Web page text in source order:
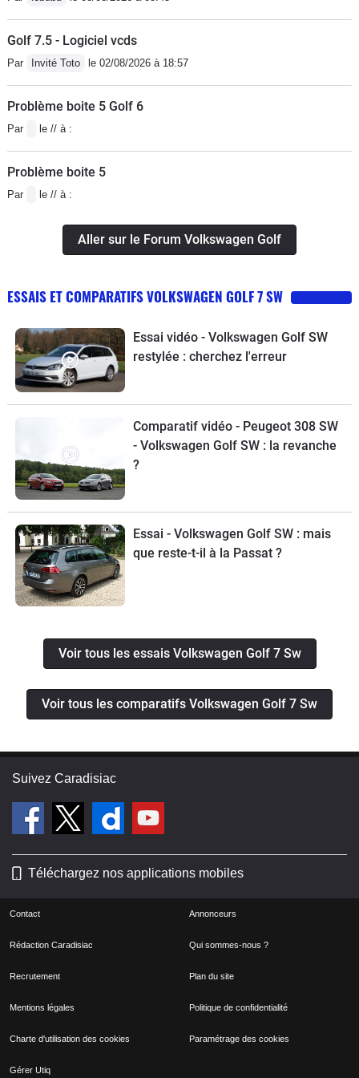
nul. Et dire que c'est une voiture qui se vend si bien...
(Pour info, j'ai conduit des Audi A1 et A3 à boîte dsg :
les réglages de suspension, de direction, le dessin des
sièges et le design font qu'avec une même base
technique, le ressenti est beaucoup plus convaincant).
Golf 7.5 - Logiciel vcds
Par Invité Toto le 02/08/2026 à 18:57
Problème boite 5 Golf 6
Par le // à :
Problème boite 5
Par le // à :
Aller sur le Forum Volkswagen Golf
ESSAIS ET COMPARATIFS VOLKSWAGEN GOLF 7 SW
Essai vidéo - Volkswagen Golf SW
restylée : cherchez l'erreur
Comparatif vidéo - Peugeot 308 SW
- Volkswagen Golf SW : la revanche
?
Essai - Volkswagen Golf SW : mais
que reste-t-il à la Passat ?
Voir tous les essais Volkswagen Golf 7 Sw
Voir tous les comparatifs Volkswagen Golf 7 Sw
Suivez Caradisiac
Téléchargez nos applications mobiles
Contact Annonceurs
Rédaction Caradisiac Qui sommes-nous ?
Recrutement Plan du site
Mentions légales Politique de confidentialité
Charte d'utilisation des cookies Paramétrage des cookies
Gérer Utiq